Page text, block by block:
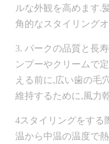
ルな外観を高めます.
角的なスタイリング
3. パークの品質と長
ンプーやクリームで
える前に,広い歯の毛
維持するために,風力
4スタイリングをする
温から中温の温度で